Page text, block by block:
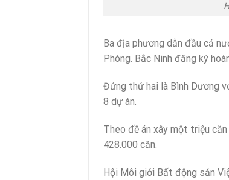
Ba địa phương dẫn đầu cả
Phòng. Bắc Ninh đăng ký
Đứng thứ hai là Bình Dương
8 dự án.
Theo đề án xây một triệu
428.000 căn.
Hội Môi giới Bất động sản